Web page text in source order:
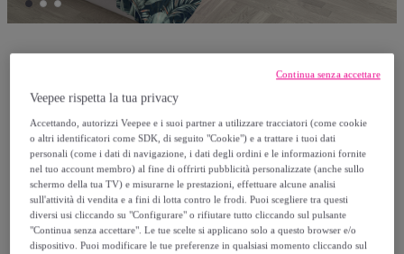
PARURE COPRIPIUMINO FASHION MADE
IN ITALY MICROFIBRA- TROPICAL
MATRIMONIALE
Modello: PARURE COPRIPIUMINO
FASHION MADE IN ITALY MICROFIBRA-
TROPICAL MATRIMONIALE
Veepee rispetta la tua privacy
Accettando, autorizzi Veepee e i suoi partner a utilizzare tracciatori (come cookie
o altri identificatori come SDK, di seguito "Cookie") e a trattare i tuoi dati
personali (come i dati di navigazione, i dati degli ordini e le informazioni fornite
nel tuo account membro) al fine di offrirti pubblicità personalizzate (anche sullo
schermo della tua TV) e misurarne le prestazioni, effettuare alcune analisi
sull'attività di vendita e a fini di lotta contro le frodi. Puoi scegliere tra questi
diversi usi cliccando su "Configurare" o rifiutare tutto cliccando sul pulsante
"Continua senza accettare". Le tue scelte si applicano solo a questo browser e/o
dispositivo. Puoi modificare le tue preferenze in qualsiasi momento cliccando sul
Continua senza accettare